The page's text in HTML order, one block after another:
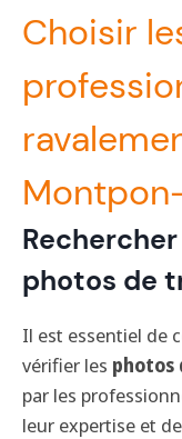
Choisir
photos de
Il est essentiel de
vérifier les photos
par les
leur expertise et